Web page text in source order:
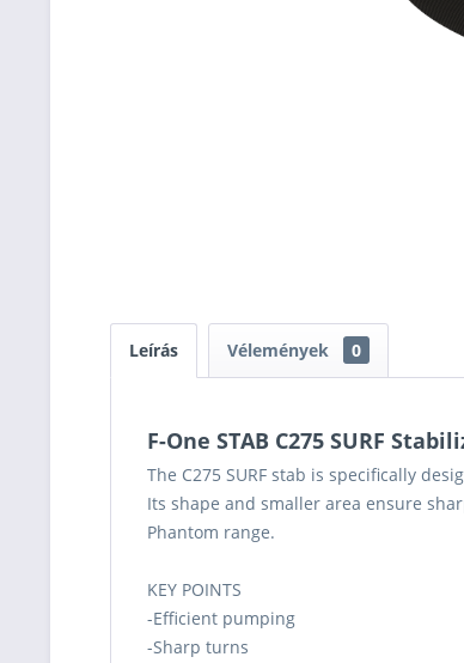
Leírás Vélemények 0
F-One STAB C275 SURF
The C275 SURF stab is specifically
Its shape and smaller area ensure
Phantom range.
KEY POINTS
-Efficient pumping
-Sharp turns